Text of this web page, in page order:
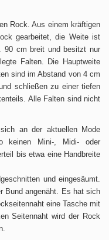
Rock. Aus einem kräftigen
gearbeitet, die Weite ist
90 cm breit und besitzt nur
Falten. Die Hauptweite
sind im Abstand von 4 cm
schließen zu einer tiefen
Alle Falten sind nicht
an der aktuellen Mode
keinen Mini-, Midi- oder
bis etwa eine Handbreite
und eingesäumt.
Bund angenäht. Es hat sich
eine Tasche mit
Seitennaht wird der Rock